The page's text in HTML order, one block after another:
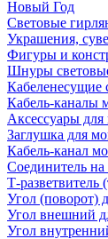
Новый Год
Световые
Украшения,
Фигуры и
Шнуры
Кабеленесущие
Кабель-каналы
Аксессуары для
Заглушка для
Кабель-канал
Соединитель на
Т-разветвитель
Угол (поворот)
Угол внешний
Угол